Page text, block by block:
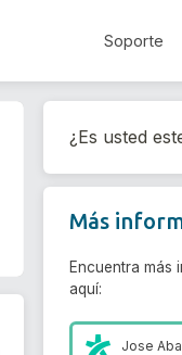
Soporte
¿Es usted
Más
Encuentra más
aquí:
Jose